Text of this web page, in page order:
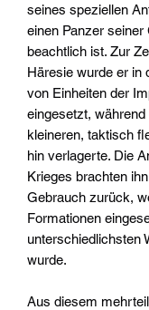
seines speziellen
einen Panzer seiner
beachtlich ist. Zur
Häresie wurde er in
von Einheiten der
eingesetzt,
kleineren, taktisch
hin verlagerte. Die
Krieges brachten
Gebrauch zurück,
Formationen
unterschiedlichsten
wurde.
Aus diesem